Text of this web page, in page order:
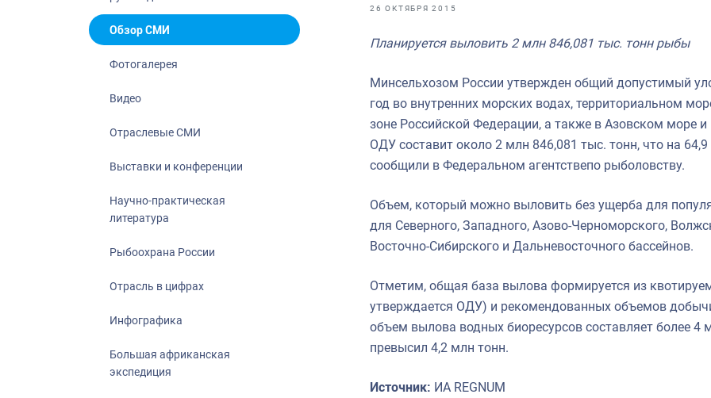
Инфографика
Большая африканская экспедиция
Укрепление духовно-нравственных
События в России и мире
Обзор СМИ
Фотогалерея
Видео
Отраслевые СМИ
Выставки и конференции
Научно-практическая
литература
Рыбоохрана России
Отрасль в цифрах
Инфографика
Большая африканская
экспедиция
26 ОКТЯБРЯ 2015
Планируется выловить 2 млн 846,081 тыс. тонн рыбы
Минсельхозом России утвержден общий допустимый
год во внутренних морских водах, территориальном
зоне Российской Федерации, а также в Азовском море
ОДУ составит около 2 млн 846,081 тыс. тонн, что на
сообщили в Федеральном агентствепо рыболовству.
Объем, который можно выловить без ущерба для
для Северного, Западного, Азово-Черноморского,
Восточно-Сибирского и Дальневосточного бассейнов.
Отметим, общая база вылова формируется из
утверждается ОДУ) и рекомендованных объемов
объем вылова водных биоресурсов составляет более 4
превысил 4,2 млн тонн.
Источник: ИА REGNUM